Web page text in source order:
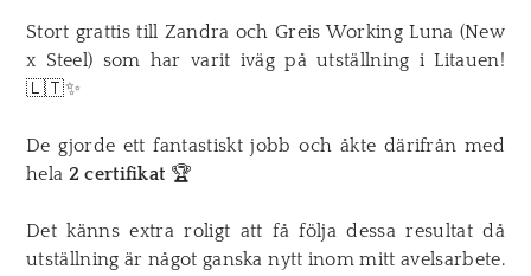
Stort grattis till Zandra och Greis Working Luna (New
x Steel) som har varit iväg på utställning i Litauen!
🇱🇹✨
De gjorde ett fantastiskt jobb och åkte därifrån med
hela 2 certifikat 🏆
Det känns extra roligt att få följa dessa resultat då
utställning är något ganska nytt inom mitt avelsarbete.